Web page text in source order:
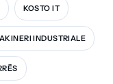
KOSTO IT
INDUSTRIALE